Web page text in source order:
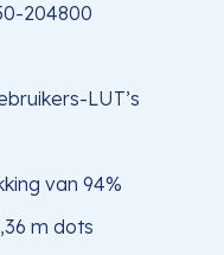
204800
LUT’s
van 94%
m dots